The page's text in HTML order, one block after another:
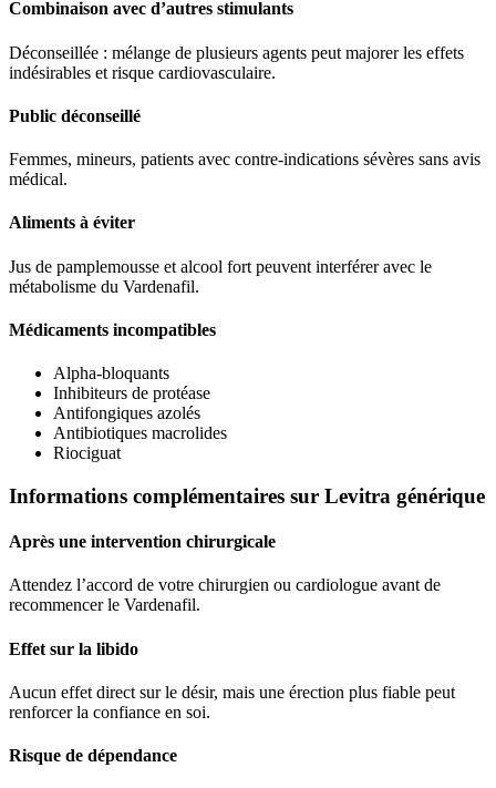
Combinaison avec d’autres stimulants
Déconseillée : mélange de plusieurs agents peut majorer les effets
indésirables et risque cardiovasculaire.
Public déconseillé
Femmes, mineurs, patients avec contre-indications sévères sans avis
médical.
Aliments à éviter
Jus de pamplemousse et alcool fort peuvent interférer avec le
métabolisme du Vardenafil.
Médicaments incompatibles
Alpha-bloquants
Inhibiteurs de protéase
Antifongiques azolés
Antibiotiques macrolides
Riociguat
Informations complémentaires sur Levitra générique
Après une intervention chirurgicale
Attendez l’accord de votre chirurgien ou cardiologue avant de
recommencer le Vardenafil.
Effet sur la libido
Aucun effet direct sur le désir, mais une érection plus fiable peut
renforcer la confiance en soi.
Risque de dépendance